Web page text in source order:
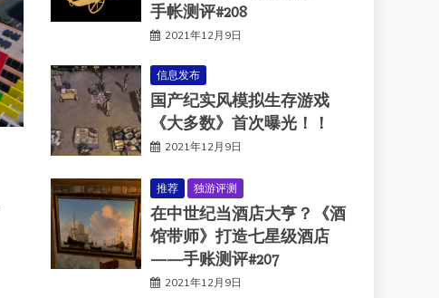
手帐测评#208
2021年12月9日
信息发布
国产纪实风模拟生存游戏
《大多数》首次曝光！！
2021年12月9日
推荐 独游评测
在中世纪当酒店大亨？《酒
馆带师》打造七星级酒店
——手账测评#207
2021年12月9日